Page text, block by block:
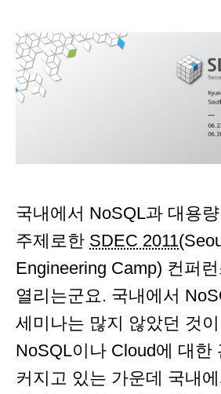
국내에서 NoSQL과 대용
주제로한 SDEC 2011
Engineering Camp) 컨퍼
열리는군요. 국내에서
세미나는 많지 않았던 것
NoSQL이나 Cloud에 대한
커지고 있는 가운데 국내